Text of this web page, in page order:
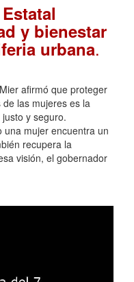
y bienestar
urbana.
afirmó que proteger
las mujeres es la
y seguro.
una mujer encuentra un
recupera la
visión, el gobernador